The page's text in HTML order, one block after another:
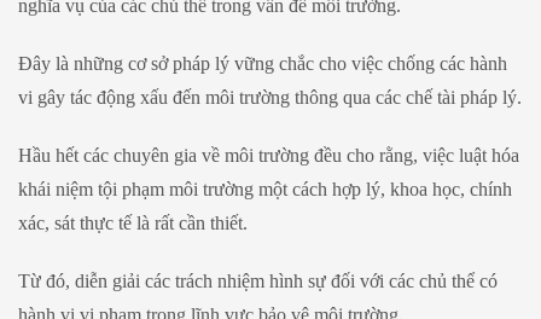
nghĩa vụ của các chủ thể trong vấn đề môi trường.
Đây là những cơ sở pháp lý vững chắc cho việc chống các hành
vi gây tác động xấu đến môi trường thông qua các chế tài pháp lý.
Hầu hết các chuyên gia về môi trường đều cho rằng, việc luật hóa
khái niệm tội phạm môi trường một cách hợp lý, khoa học, chính
xác, sát thực tế là rất cần thiết.
Từ đó, diễn giải các trách nhiệm hình sự đối với các chủ thể có